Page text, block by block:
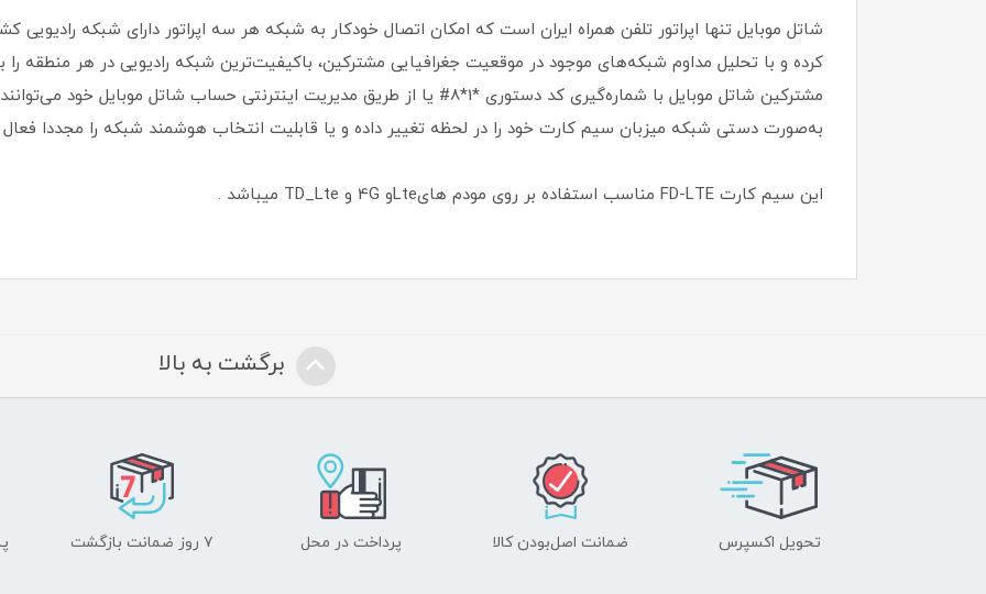
شاتل ‏‌موبایل تنها اپراتور تلفن همراه ایران است که امکان اتصال خودکار به شبکه هر سه اپراتور دارای شبکه
کرده و با تحلیل مداوم شبکه‏‌های موجود در موقعیت جغرافیایی مشترکین، باکیفیت‌ترین شبکه رادیویی در هر منطقه
مشترکین شاتل موبایل با شماره‌گیری کد دستوری *1*8# یا از طریق مدیریت اینترنتی حساب شاتل
به‏‌صورت دستی شبکه میزبان سیم کارت خود را در لحظه تغییر داده و یا قابلیت انتخاب هوشمند شبکه را مجددا فعال
این سیم کارت FD-LTE مناسب استفاده بر روی مودم هایLteو 4G و TD_Lte میباشد .
برگشت به بالا
تحویل اکسپرس ضمانت اصل‌بودن کالا پرداخت در محل ۷ روز ضمانت بازگشت